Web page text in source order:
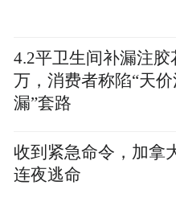
湖北省外事办公室
动，她表示“电影在
要作用，是增进认
宴，架起中英文化
的桥梁，进一步带动
4.2平卫生间补漏注胶
万，消费者称陷“天
漏”套路
收到紧急命令，加拿
连夜逃命